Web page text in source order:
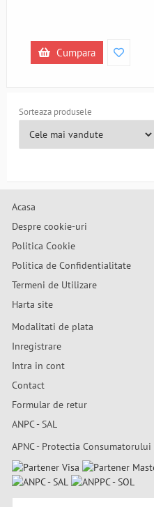
Cumpara
Sorteaza produsele
Acasa
Despre cookie-uri
Politica Cookie
Politica de Confidentialitate
Termeni de Utilizare
Harta site
Modalitati de plata
Inregistrare
Intra in cont
Contact
Formular de retur
ANPC - SAL
APNC - Protectia Consumatorului